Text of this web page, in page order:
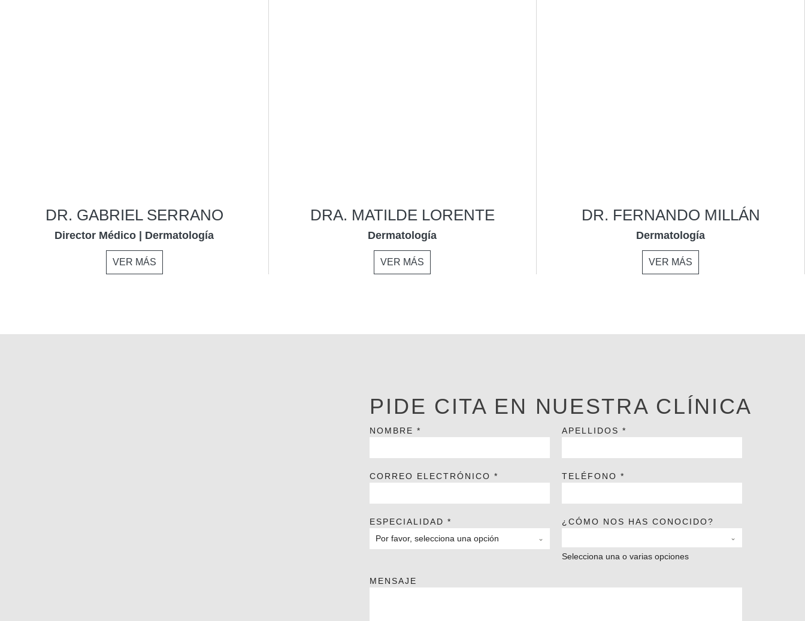
DR. GABRIEL SERRANO
Director Médico | Dermatología
VER MÁS
DRA. MATILDE LORENTE
Dermatología
VER MÁS
DR. FERNANDO MILLÁN
Dermatología
VER MÁS
PIDE CITA EN NUESTRA CLÍNICA
NOMBRE* APELLIDOS*
CORREO ELECTRÓNICO* TELÉFONO*
ESPECIALIDAD*
Por favor, selecciona una opción
¿CÓMO NOS HAS CONOCIDO?
Selecciona una o varias opciones
MENSAJE